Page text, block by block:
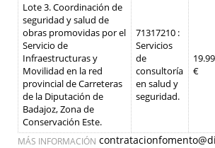
Lote 3. Coordinación de
seguridad y salud de
obras promovidas por el
Servicio de
Infraestructuras y
Movilidad en la red
provincial de Carreteras
de la Diputación de
Badajoz, Zona de
Conservación Este.
71317210 :
Servicios
de
consultoría
en salud y
seguridad.
€
MÁS INFORMACIÓN